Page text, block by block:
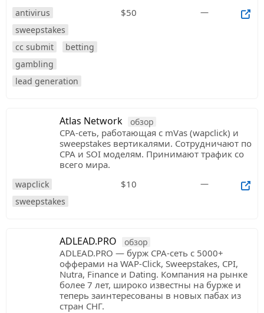
antivirus
sweepstakes
cc submit
betting
gambling
lead generation
$50 —
Atlas Network обзор
CPA-сеть, работающая с mVas (wapclick) и
sweepstakes вертикалями. Сотрудничают по
CPA и SOI моделям. Принимают трафик со
всего мира.
wapclick
sweepstakes
$10 —
ADLEAD.PRO обзор
ADLEAD.PRO — бурж CPA-сеть с 5000+
офферами на WAP-Click, Sweepstakes, CPI,
Nutra, Finance и Dating. Компания на рынке
более 7 лет, широко известны на бурже и
теперь заинтересованы в новых пабах из
стран СНГ.